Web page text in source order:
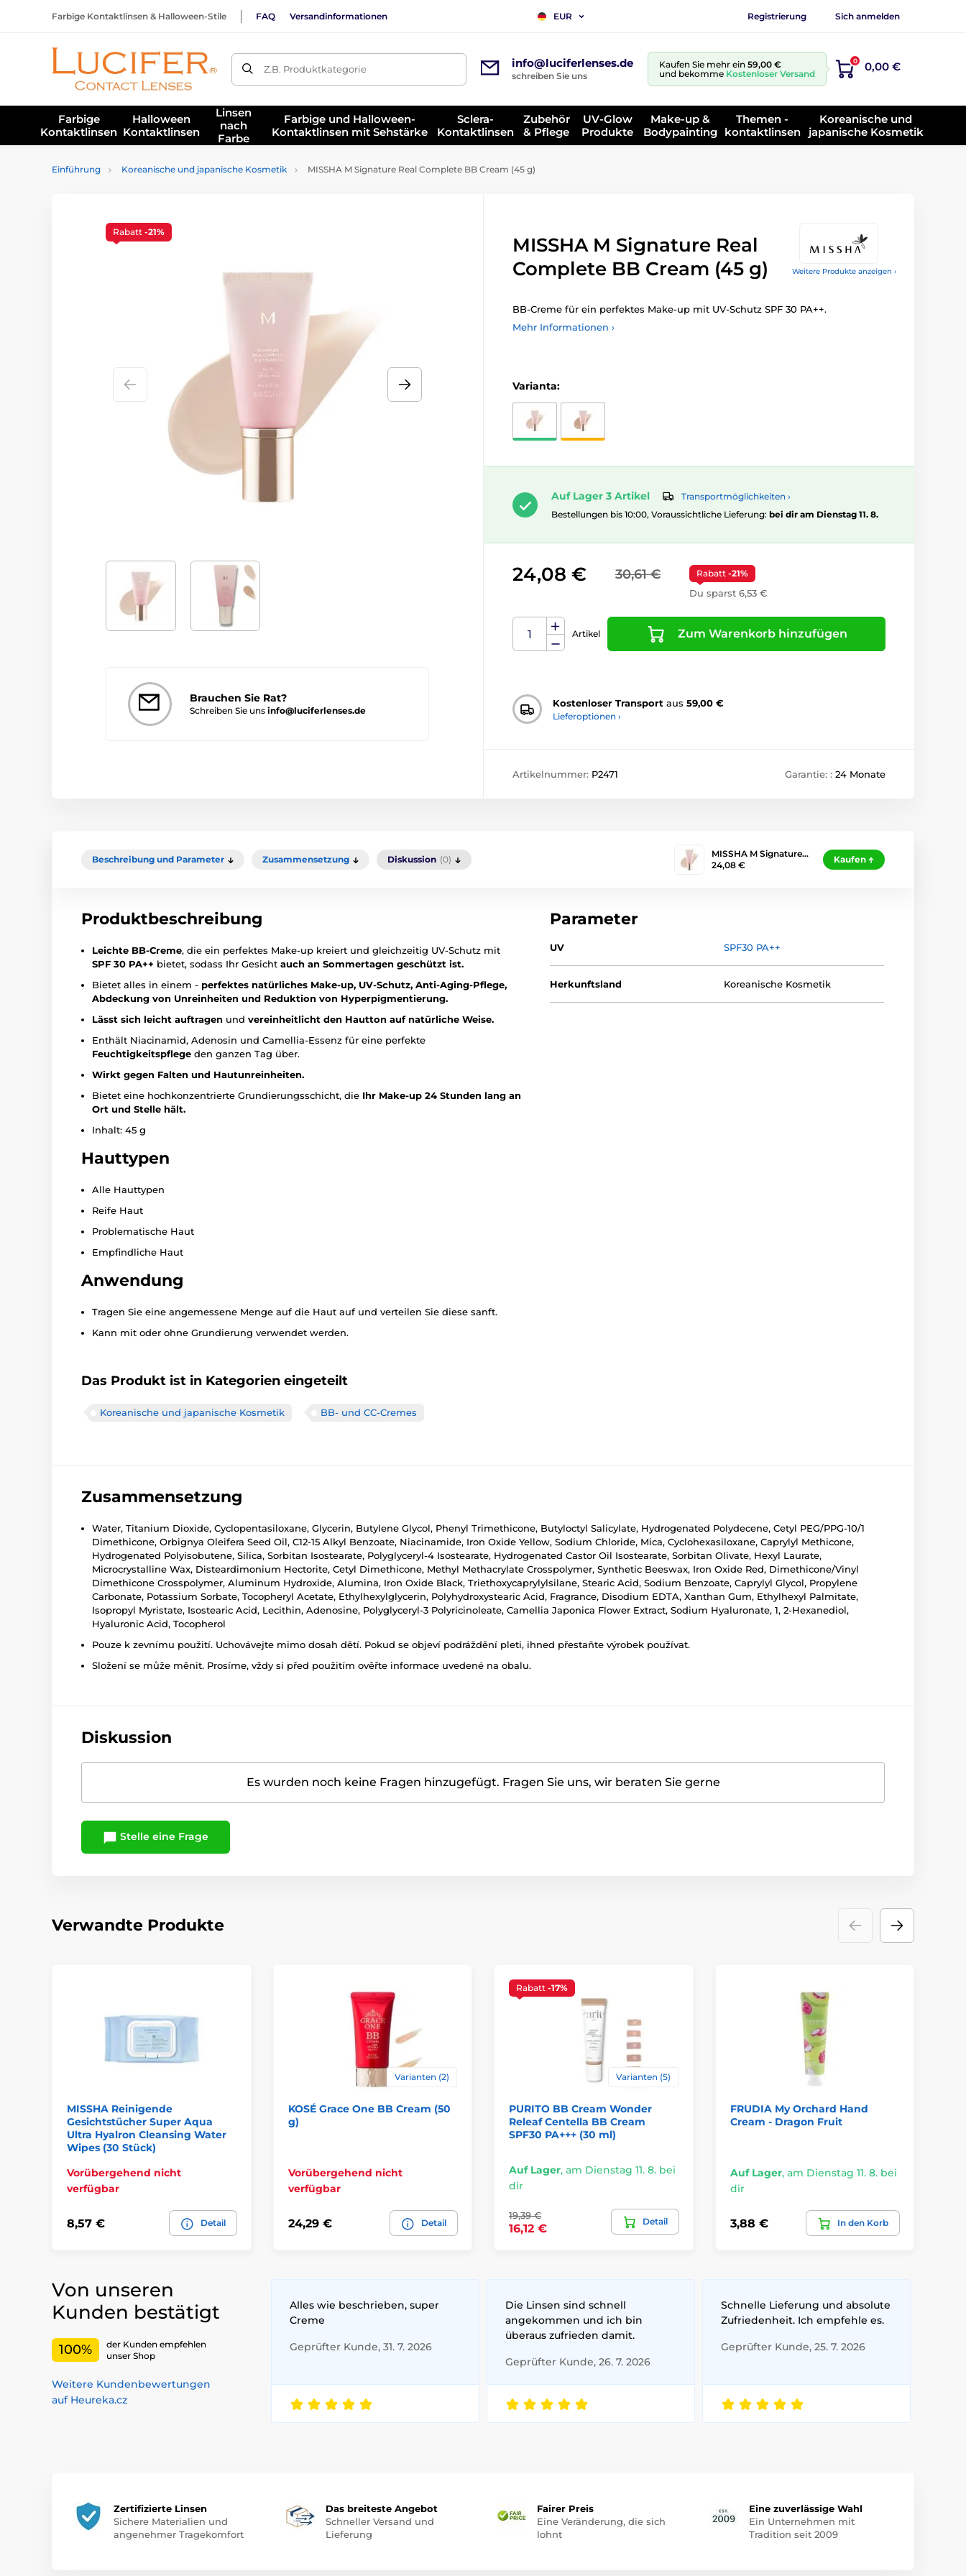
Farbige Kontaktlinsen & Halloween-Stile FAQ Versandinformationen EUR Registrierung Sich anmelden
Z.B. Produktkategorie info@luciferlenses.de
schreiben Sie uns
Kaufen Sie mehr ein 59,00 €
und bekomme Kostenloser Versand
0 0,00 €
Farbige
Kontaktlinsen
Halloween
Kontaktlinsen
Linsen
nach
Farbe
Farbige und Halloween-
Kontaktlinsen mit Sehstärke
Sclera-
Kontaktlinsen
Zubehör
& Pflege
UV-Glow
Produkte
Make-up &
Bodypainting
Themen -
kontaktlinsen
Koreanische und
japanische Kosmetik
Einführung Koreanische und japanische Kosmetik MISSHA M Signature Real Complete BB Cream (45 g)
Weitere Produkte anzeigen ›
Brauchen Sie Rat?
Schreiben Sie uns info@luciferlenses.de
Rabatt -21%
MISSHA M Signature Real
Complete BB Cream (45 g)
BB-Creme für ein perfektes Make-up mit UV-Schutz SPF 30 PA++.
Mehr Informationen ›
Varianta:
Auf Lager 3 Artikel
Transportmöglichkeiten ›
Bestellungen bis 10:00, Voraussichtliche Lieferung: bei dir am Dienstag 11. 8.
30,61 €
24,08 € Rabatt -21%
Du sparst 6,53 €
Artikel Zum Warenkorb hinzufügen
Kostenloser Transport aus 59,00 €
Lieferoptionen ›
Artikelnummer: P2471 Garantie: : 24 Monate
Beschreibung und Parameter Zusammensetzung Diskussion (0)
MISSHA M Signature…
24,08 €
Kaufen
Produktbeschreibung
Leichte BB-Creme, die ein perfektes Make-up kreiert und gleichzeitig UV-Schutz mit
SPF 30 PA++ bietet, sodass Ihr Gesicht auch an Sommertagen geschützt ist.
Bietet alles in einem - perfektes natürliches Make-up, UV-Schutz, Anti-Aging-Pflege,
Abdeckung von Unreinheiten und Reduktion von Hyperpigmentierung.
Lässt sich leicht auftragen und vereinheitlicht den Hautton auf natürliche Weise.
Enthält Niacinamid, Adenosin und Camellia-Essenz für eine perfekte
Feuchtigkeitspflege den ganzen Tag über.
Wirkt gegen Falten und Hautunreinheiten.
Bietet eine hochkonzentrierte Grundierungsschicht, die Ihr Make-up 24 Stunden lang an
Ort und Stelle hält.
Inhalt: 45 g
Hauttypen
Alle Hauttypen
Reife Haut
Problematische Haut
Empfindliche Haut
Anwendung
Tragen Sie eine angemessene Menge auf die Haut auf und verteilen Sie diese sanft.
Kann mit oder ohne Grundierung verwendet werden.
Das Produkt ist in Kategorien eingeteilt
Koreanische und japanische Kosmetik BB- und CC-Cremes
Parameter
UV SPF30 PA++
Herkunftsland Koreanische Kosmetik
Zusammensetzung
Water, Titanium Dioxide, Cyclopentasiloxane, Glycerin, Butylene Glycol, Phenyl Trimethicone, Butyloctyl Salicylate, Hydrogenated Polydecene, Cetyl PEG/PPG-10/1
Dimethicone, Orbignya Oleifera Seed Oil, C12-15 Alkyl Benzoate, Niacinamide, Iron Oxide Yellow, Sodium Chloride, Mica, Cyclohexasiloxane, Caprylyl Methicone,
Hydrogenated Polyisobutene, Silica, Sorbitan Isostearate, Polyglyceryl-4 Isostearate, Hydrogenated Castor Oil Isostearate, Sorbitan Olivate, Hexyl Laurate,
Microcrystalline Wax, Disteardimonium Hectorite, Cetyl Dimethicone, Methyl Methacrylate Crosspolymer, Synthetic Beeswax, Iron Oxide Red, Dimethicone/Vinyl
Dimethicone Crosspolymer, Aluminum Hydroxide, Alumina, Iron Oxide Black, Triethoxycaprylylsilane, Stearic Acid, Sodium Benzoate, Caprylyl Glycol, Propylene
Carbonate, Potassium Sorbate, Tocopheryl Acetate, Ethylhexylglycerin, Polyhydroxystearic Acid, Fragrance, Disodium EDTA, Xanthan Gum, Ethylhexyl Palmitate,
Isopropyl Myristate, Isostearic Acid, Lecithin, Adenosine, Polyglyceryl-3 Polyricinoleate, Camellia Japonica Flower Extract, Sodium Hyaluronate, 1, 2-Hexanediol,
Hyaluronic Acid, Tocopherol
Pouze k zevnímu použití. Uchovávejte mimo dosah dětí. Pokud se objeví podráždění pleti, ihned přestaňte výrobek používat.
Složení se může měnit. Prosíme, vždy si před použitím ověřte informace uvedené na obalu.
Diskussion
Es wurden noch keine Fragen hinzugefügt. Fragen Sie uns, wir beraten Sie gerne
Stelle eine Frage
Verwandte Produkte
MISSHA Reinigende
Gesichtstücher Super Aqua
Ultra Hyalron Cleansing Water
Wipes (30 Stück)
Vorübergehend nicht
verfügbar
8,57 € Detail
Varianten (2)
KOSÉ Grace One BB Cream (50
g)
Vorübergehend nicht
verfügbar
24,29 € Detail
Rabatt -17%
Varianten (5)
PURITO BB Cream Wonder
Releaf Centella BB Cream
SPF30 PA+++ (30 ml)
Auf Lager, am Dienstag 11. 8. bei
dir
19,39 €
16,12 €
Detail
FRUDIA My Orchard Hand
Cream - Dragon Fruit
Auf Lager, am Dienstag 11. 8. bei
dir
3,88 € In den Korb
Von unseren
Kunden bestätigt
100%
der Kunden empfehlen
unser Shop
Weitere Kundenbewertungen
auf Heureka.cz
Alles wie beschrieben, super
Creme
Geprüfter Kunde, 31. 7. 2026
Die Linsen sind schnell
angekommen und ich bin
überaus zufrieden damit.
Geprüfter Kunde, 26. 7. 2026
Schnelle Lieferung und absolute
Zufriedenheit. Ich empfehle es.
Geprüfter Kunde, 25. 7. 2026
Zertifizierte Linsen
Sichere Materialien und
angenehmer Tragekomfort
Das breiteste Angebot
Schneller Versand und
Lieferung
Fairer Preis
Eine Veränderung, die sich
lohnt
Eine zuverlässige Wahl
Ein Unternehmen mit
Tradition seit 2009